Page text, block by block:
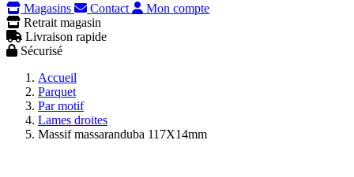
Magasins
Contact
Mon compte
Retrait magasin
Livraison rapide
Sécurisé
Accueil
Parquet
Par motif
Lames droites
Massif massaranduba 117X14mm